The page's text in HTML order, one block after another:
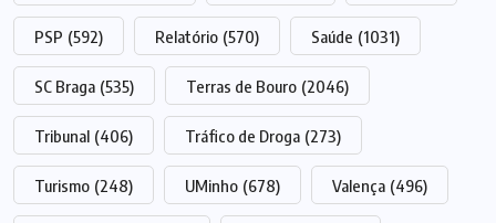
PSP (592) Relatório (570) Saúde (1031)
SC Braga (535) Terras de Bouro (2046)
Tribunal (406) Tráfico de Droga (273)
Turismo (248) UMinho (678) Valença (496)